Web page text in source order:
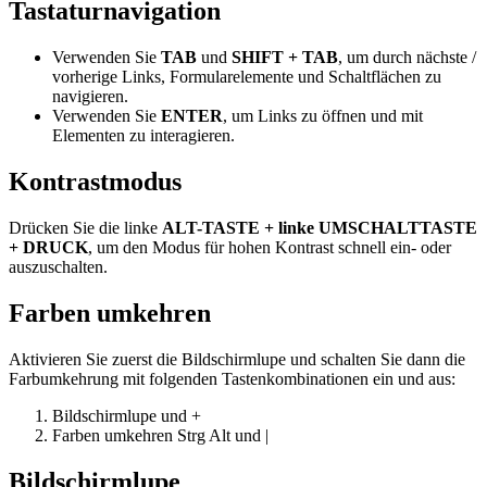
Tastaturnavigation
Verwenden Sie TAB und SHIFT + TAB, um durch nächste /
vorherige Links, Formularelemente und Schaltflächen zu
navigieren.
Verwenden Sie ENTER, um Links zu öffnen und mit
Elementen zu interagieren.
Kontrastmodus
Drücken Sie die linke ALT-TASTE + linke UMSCHALTTASTE
+ DRUCK, um den Modus für hohen Kontrast schnell ein- oder
auszuschalten.
Farben umkehren
Aktivieren Sie zuerst die Bildschirmlupe und schalten Sie dann die
Farbumkehrung mit folgenden Tastenkombinationen ein und aus:
Bildschirmlupe und +
Farben umkehren Strg Alt und |
Bildschirmlupe